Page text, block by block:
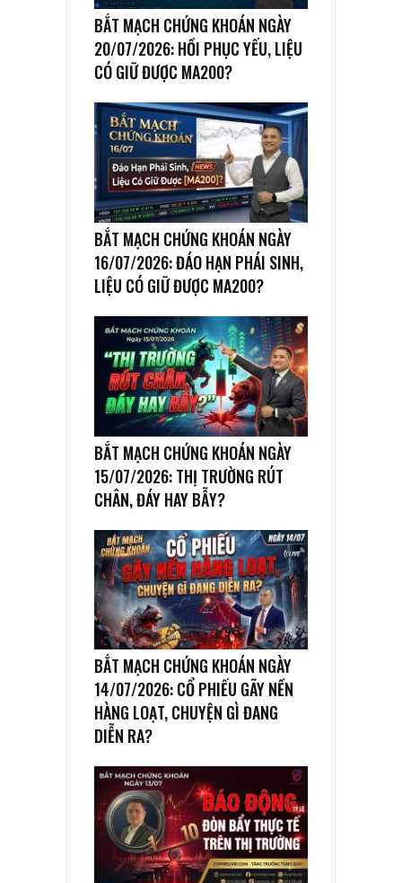
BẮT MẠCH CHỨNG KHOÁN NGÀY
20/07/2026: HỒI PHỤC YẾU, LIỆU
CÓ GIỮ ĐƯỢC MA200?
BẮT MẠCH CHỨNG KHOÁN NGÀY
16/07/2026: ĐÁO HẠN PHÁI SINH,
LIỆU CÓ GIỮ ĐƯỢC MA200?
BẮT MẠCH CHỨNG KHOÁN NGÀY
15/07/2026: THỊ TRƯỜNG RÚT
CHÂN, ĐÁY HAY BẪY?
BẮT MẠCH CHỨNG KHOÁN NGÀY
14/07/2026: CỔ PHIẾU GÃY NỀN
HÀNG LOẠT, CHUYỆN GÌ ĐANG
DIỄN RA?